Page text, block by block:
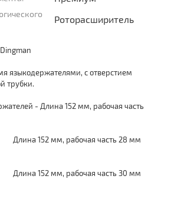
Роторасширитель
языкодержателями, с отверстием
трубки.
- Длина 152 мм, рабочая часть
рабочая часть 28 мм
рабочая часть 30 мм